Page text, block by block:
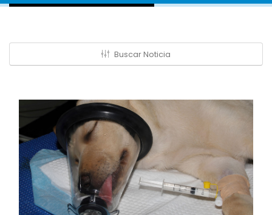
Buscar Noticia